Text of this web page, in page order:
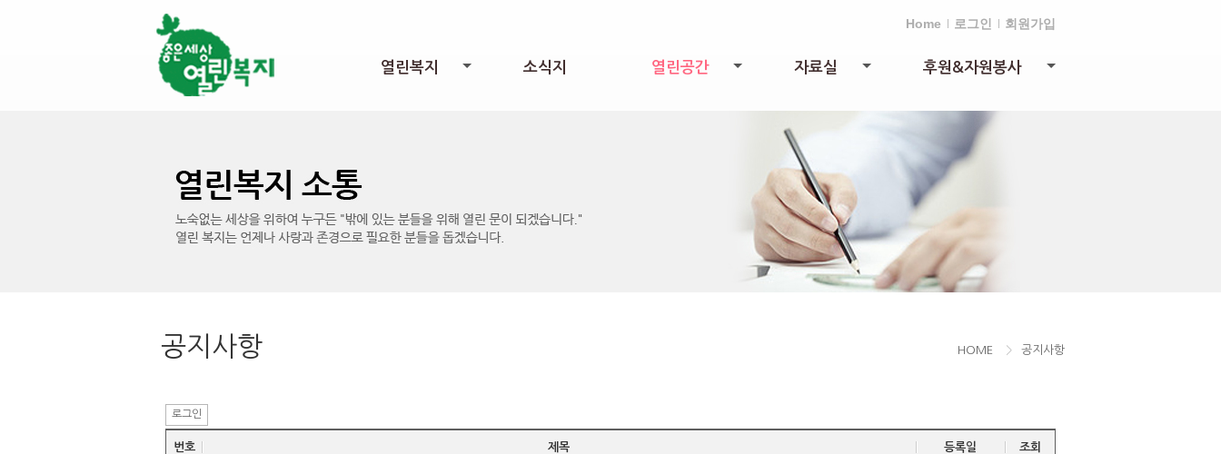
Home 로그인 회원가입
열린복지 소식지 열린공간 자료실 후원&자원봉사
HOME > 공지사항
공지사항
로그인
번호 제목 등록일 조회